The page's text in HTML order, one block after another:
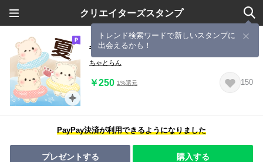
クリエイターズスタンプ
トレンド検索ワードで新しいスタンプに
出会えるかも！
背景が動く♡3匹のこぐま
ちゃとらん
￥250 1%還元 150
PayPay決済が利用できるようになりました
プレゼントする 購入する